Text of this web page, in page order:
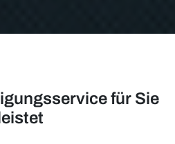
für Sie
leistet